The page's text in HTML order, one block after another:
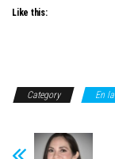
Like this:
Category En